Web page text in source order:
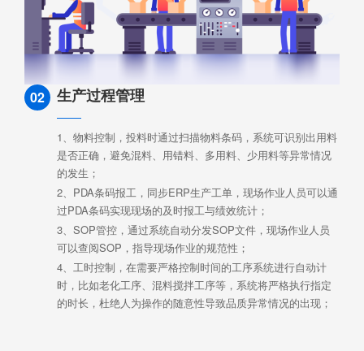
02 生产过程管理
1、物料控制，投料时通过扫描物料条码，系统可识别出用料
是否正确，避免混料、用错料、多用料、少用料等异常情况
的发生；
2、PDA条码报工，同步ERP生产工单，现场作业人员可以通
过PDA条码实现现场的及时报工与绩效统计；
3、SOP管控，通过系统自动分发SOP文件，现场作业人员
可以查阅SOP，指导现场作业的规范性；
4、工时控制，在需要严格控制时间的工序系统进行自动计
时，比如老化工序、混料搅拌工序等，系统将严格执行指定
的时长，杜绝人为操作的随意性导致品质异常情况的出现；